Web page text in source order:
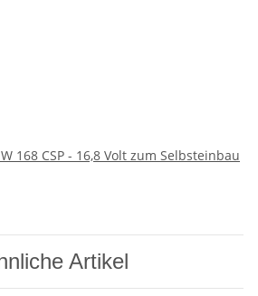
168 CSP - 16,8 Volt zum Selbsteinbau
Artikel